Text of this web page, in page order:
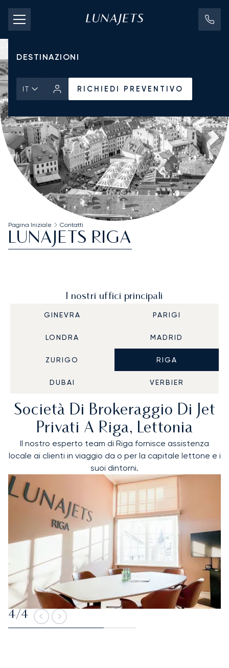
TARIFFE DI NOLEGGIO
JET PRIVATI
DESTINAZIONI
IT RICHIEDI PREVENTIVO
Pagina Iniziale Contatti
LUNAJETS RIGA
I nostri uffici principali
GINEVRA PARIGI
LONDRA MADRID
ZURIGO RIGA
DUBAI VERBIER
Società Di Brokeraggio Di Jet
Privati A Riga, Lettonia
Il nostro esperto team di Riga fornisce assistenza
locale ai clienti in viaggio da o per la capitale lettone e i
suoi dintorni.
4/4